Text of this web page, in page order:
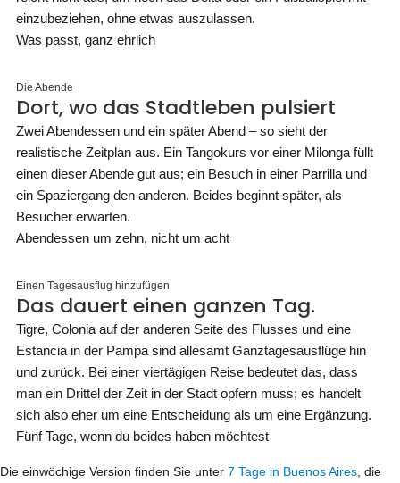
einzubeziehen, ohne etwas auszulassen.
Was passt, ganz ehrlich
Die Abende
Dort, wo das Stadtleben pulsiert
Zwei Abendessen und ein später Abend – so sieht der
realistische Zeitplan aus. Ein Tangokurs vor einer Milonga füllt
einen dieser Abende gut aus; ein Besuch in einer Parrilla und
ein Spaziergang den anderen. Beides beginnt später, als
Besucher erwarten.
Abendessen um zehn, nicht um acht
Einen Tagesausflug hinzufügen
Das dauert einen ganzen Tag.
Tigre, Colonia auf der anderen Seite des Flusses und eine
Estancia in der Pampa sind allesamt Ganztagesausflüge hin
und zurück. Bei einer viertägigen Reise bedeutet das, dass
man ein Drittel der Zeit in der Stadt opfern muss; es handelt
sich also eher um eine Entscheidung als um eine Ergänzung.
Fünf Tage, wenn du beides haben möchtest
Die einwöchige Version finden Sie unter 7 Tage in Buenos Aires , die